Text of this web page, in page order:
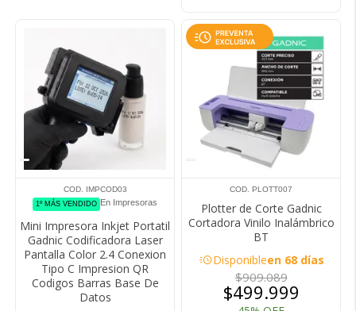
COD. IMPCOD03
1º MÁS VENDIDO En Impresoras
Mini Impresora Inkjet Portatil
Gadnic Codificadora Laser
Pantalla Color 2.4 Conexion
Tipo C Impresion QR
Codigos Barras Base De
Datos
COD. PLOTT007
Plotter de Corte Gadnic
Cortadora Vinilo Inalámbrico
BT
acuteDisponibleen 68 días
$909.089
$499.999